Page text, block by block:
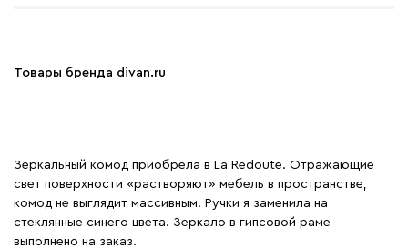
Товары бренда divan.ru
Зеркальный комод приобрела в La Redoute. Отражающие
свет поверхности «растворяют» мебель в пространстве,
комод не выглядит массивным. Ручки я заменила на
стеклянные синего цвета. Зеркало в гипсовой раме
выполнено на заказ.